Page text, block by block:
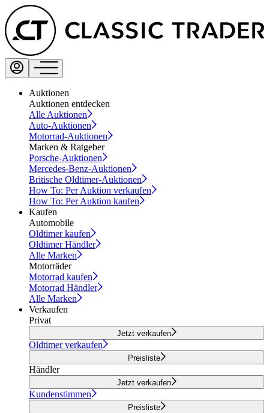
Auktionen
Auktionen entdecken
Alle Auktionen
Auto-Auktionen
Motorrad-Auktionen
Marken & Ratgeber
Porsche-Auktionen
Mercedes-Benz-Auktionen
Britische Oldtimer-Auktionen
How To: Per Auktion verkaufen
How To: Per Auktion kaufen
Kaufen
Automobile
Oldtimer kaufen
Oldtimer Händler
Alle Marken
Motorräder
Motorrad kaufen
Motorrad Händler
Alle Marken
Verkaufen
Privat
Jetzt verkaufen
Oldtimer verkaufen
Preisliste
Händler
Jetzt verkaufen
Kundenstimmen
Preisliste